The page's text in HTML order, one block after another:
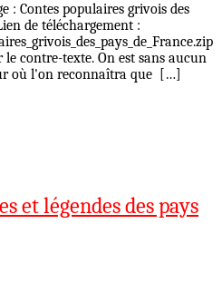
: Contes populaires grivois des
de téléchargement :
contre-texte. On est sans aucun
où l'on reconnaîtra que […]
et légendes des pays